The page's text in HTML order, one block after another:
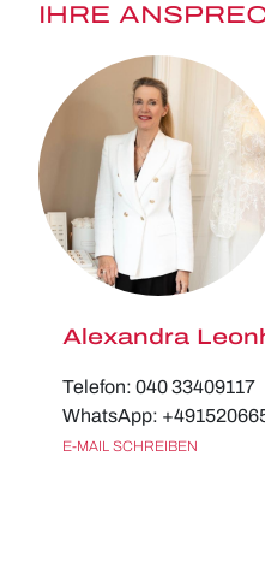
IHRE
Alexandra
Telefon: 040 33409117
WhatsApp:
E-MAIL SCHREIBEN